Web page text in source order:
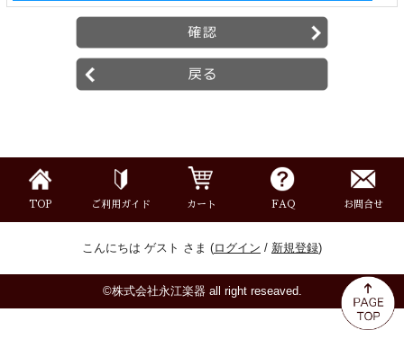
TOP ご利用ガイド カート FAQ お問合せ
こんにちは ゲスト さま (ログイン / 新規登録)
©株式会社永江楽器 all right reseaved.
楽器ケース＆ケースカバー
楽器スタンド
チューナー・メトロノーム
譜面台・指揮棒
音楽ギフト・雑貨